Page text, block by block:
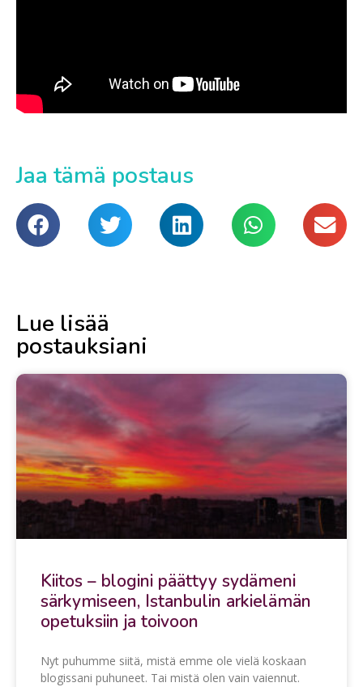
Jaa tämä postaus
Lue lisää
postauksiani
Kiitos – blogini päättyy sydämeni
särkymiseen, Istanbulin arkielämän
opetuksiin ja toivoon
Nyt puhumme siitä, mistä emme ole vielä koskaan
blogissani puhuneet. Tai mistä olen vain vaiennut.